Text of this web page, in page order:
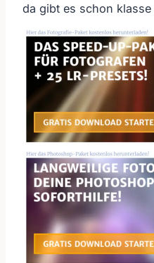
da gibt es schon klasse